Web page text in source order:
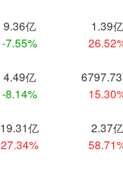
9.36亿
-7.55%
1.39亿
4.49亿
-8.14%
19.31亿
27.34%
2.37亿